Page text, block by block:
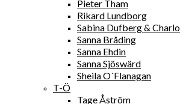
Pieter Tham
Rikard Lundborg
Sabina Dufberg &
Sanna Bråding
Sanna Ehdin
Sanna Sjöswärd
Sheila O´Flanagan
T-Ö
Tage Åström